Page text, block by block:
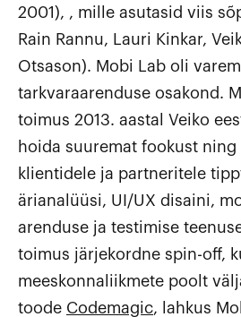
2001), , mille asutasid viis
Rain Rannu, Lauri Kinkar,
Otsason). Mobi Lab oli
tarkvaraarenduse osakond.
toimus 2013. aastal Veiko
hoida suuremat fookust ning
klientidele ja partneritele
ärianalüüsi, UI/UX disaini,
arenduse ja testimise
toimus järjekordne spin-off,
meeskonnaliikmete poolt
toode Codemagic, lahkus